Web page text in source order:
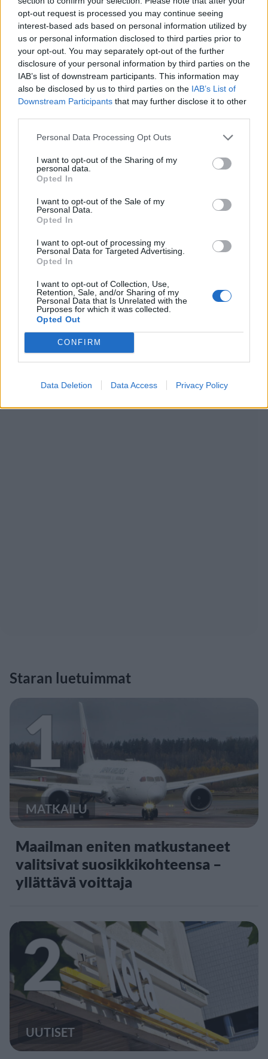
opt-out request is processed you may continue seeing
interest-based ads based on personal information utilized by
us or personal information disclosed to third parties prior to
your opt-out. You may separately opt-out of the further
disclosure of your personal information by third parties on the
IAB’s list of downstream participants. This information may
also be disclosed by us to third parties on the IAB’s List of
Downstream Participants that may further disclose it to other
Personal Data Processing Opt Outs
I want to opt-out of the Sharing of my
personal data.
Opted In
I want to opt-out of the Sale of my
Personal Data.
Opted In
I want to opt-out of processing my
Personal Data for Targeted Advertising.
Opted In
I want to opt-out of Collection, Use,
Retention, Sale, and/or Sharing of my
Personal Data that Is Unrelated with the
Purposes for which it was collected.
Opted Out
CONFIRM
Data Deletion Data Access Privacy Policy
ensimmäinen naisjuontaja. Nykyisin Cotton
juontaa päivisin ohjelmia BBC Radio 1 -
kanavalla.
Voit lisätä Staran Googlen ensisijaiseksi
lähteeksi
klikkaamalla tästä ja ruksittamalla
laatikon. Voit myös lukea lisää tähän artikkeliin
liittyvistä teemoista ja aiheista, kuten
Cottontai laajemmin samasta aihealueesta
Viihdeuutiset
Ilmoita virheestä· Tietoa meistä Toimitusperiaatteet
Staran luetuimmat
1
MATKAILU
Maailman eniten matkustaneet
valitsivat suosikkikohteensa –
yllättävä voittaja
2
UUTISET